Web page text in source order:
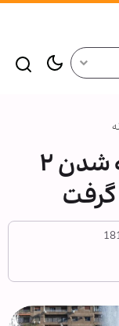
داعش مسئولیت کشته شدن ۲
گرفت